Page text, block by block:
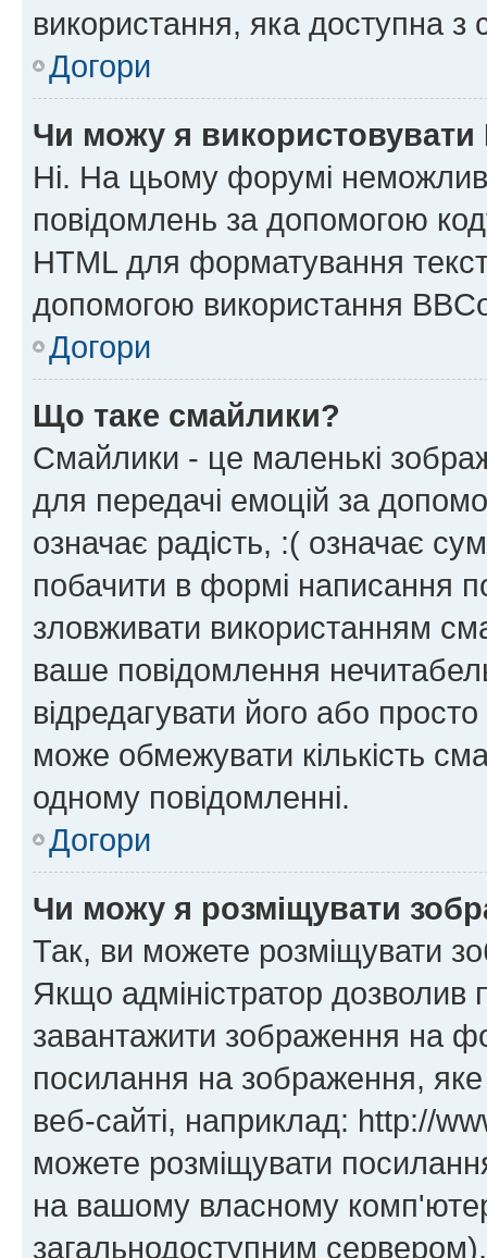
використання, яка доступна з
Догори
Чи можу я використовувати
Ні. На цьому форумі
повідомлень за допомогою
HTML для форматування
допомогою використання
Догори
Що таке смайлики?
Смайлики - це маленькі
для передачі емоцій за
означає радість, :( означає
побачити в формі написання
зловживати використанням
ваше повідомлення
відредагувати його або
може обмежувати кількість
одному повідомленні.
Догори
Чи можу я розміщувати
Так, ви можете розміщувати
Якщо адміністратор
завантажити зображення на
посилання на зображення, яке
веб-сайті, наприклад: http://
можете розміщувати
на вашому власному
загальнодоступним